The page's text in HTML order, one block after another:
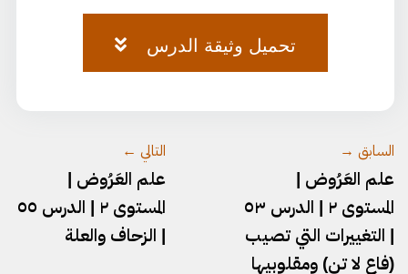
تحميل وثيقة الدرس
السابق →
علم العَرُوض |
المستوى ٢ | الدرس ٥٣
| التغييرات التي تصيب
(فاعِ لا تن) ومقلوبيها
التالي ←
علم العَرُوض |
المستوى ٢ | الدرس ٥٥
| الزحاف والعلة